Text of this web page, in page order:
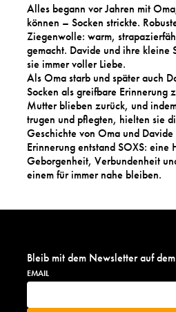
Alles begann vor Jahren mit
können – Socken strickte.
Ziegenwolle: warm,
gemacht. Davide und ihre kleine
sie immer voller Liebe.
Als Oma starb und später auch
Socken als greifbare Erinnerung
Mutter blieben zurück, und
trugen und pflegten, hielten sie
Geschichte von Oma und
Erinnerung entstand SOXS: eine
Geborgenheit, Verbundenheit
einem für immer nahe bleiben.
Bleib mit dem Newsletter auf